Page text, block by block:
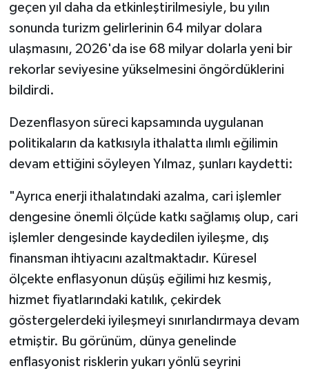
geçen yıl daha da etkinleştirilmesiyle, bu yılın
sonunda turizm gelirlerinin 64 milyar dolara
ulaşmasını, 2026'da ise 68 milyar dolarla yeni bir
rekorlar seviyesine yükselmesini öngördüklerini
bildirdi.
Dezenflasyon süreci kapsamında uygulanan
politikaların da katkısıyla ithalatta ılımlı eğilimin
devam ettiğini söyleyen Yılmaz, şunları kaydetti:
"Ayrıca enerji ithalatındaki azalma, cari işlemler
dengesine önemli ölçüde katkı sağlamış olup, cari
işlemler dengesinde kaydedilen iyileşme, dış
finansman ihtiyacını azaltmaktadır. Küresel
ölçekte enflasyonun düşüş eğilimi hız kesmiş,
hizmet fiyatlarındaki katılık, çekirdek
göstergelerdeki iyileşmeyi sınırlandırmaya devam
etmiştir. Bu görünüm, dünya genelinde
enflasyonist risklerin yukarı yönlü seyrini